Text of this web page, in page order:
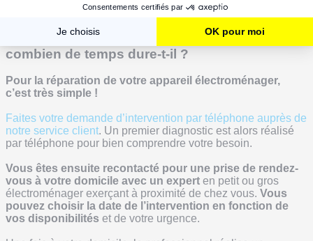
réparateur d’électroménager à domicile.
Quelles sont les étapes d’un dépannage et
combien de temps dure-t-il ?
Pour la réparation de votre appareil électroménager,
c’est très simple !
Faites votre demande d’intervention par téléphone auprès de
notre service client. Un premier diagnostic est alors réalisé
par téléphone pour bien comprendre votre besoin.
Vous êtes ensuite recontacté pour une prise de rendez-
vous à votre domicile avec un expert en petit ou gros
électroménager exerçant à proximité de chez vous. Vous
pouvez choisir la date de l’intervention en fonction de
vos disponibilités et de votre urgence.